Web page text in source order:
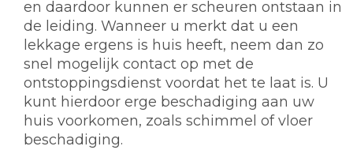
en daardoor kunnen er scheuren ontstaan in
de leiding. Wanneer u merkt dat u een
lekkage ergens is huis heeft, neem dan zo
snel mogelijk contact op met de
ontstoppingsdienst voordat het te laat is. U
kunt hierdoor erge beschadiging aan uw
huis voorkomen, zoals schimmel of vloer
beschadiging.